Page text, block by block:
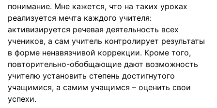
понимание. Мне кажется, что на таких уроках
реализуется мечта каждого учителя:
активизируется речевая деятельность всех
учеников, а сам учитель контролирует результаты
в форме ненавязчивой коррекции. Кроме того,
повторительно-обобщающие дают возможность
учителю установить степень достигнутого
учащимися, а самим учащимся – оценить свои
успехи.